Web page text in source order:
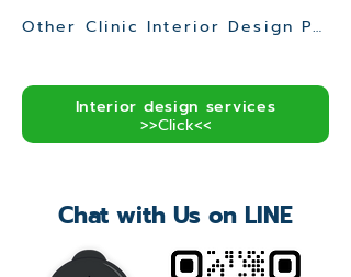
Other Clinic Interior Design Project>>
Interior design services
>>Click<<
Chat with Us on LINE